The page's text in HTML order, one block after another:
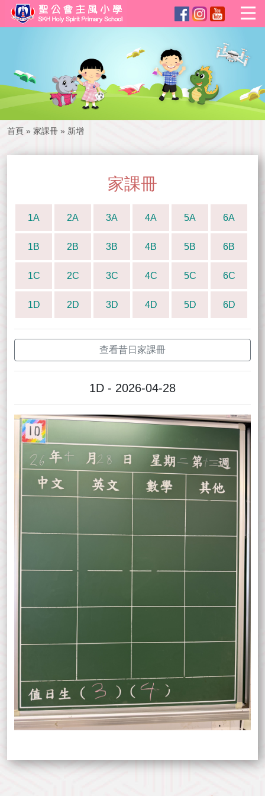
首頁 » 家課冊 » 新增
家課冊
1A 2A 3A 4A 5A 6A
1B 2B 3B 4B 5B 6B
1C 2C 3C 4C 5C 6C
1D 2D 3D 4D 5D 6D
查看昔日家課冊
1D - 2026-04-28